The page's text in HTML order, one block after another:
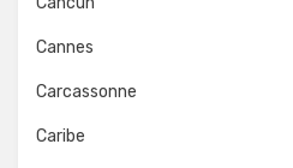
Cannes
Carcassonne
Caribe